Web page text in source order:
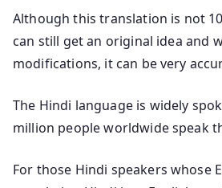
Although this translation is not
can still get an original idea and
modifications, it can be very
The Hindi language is widely
million people worldwide speak
For those Hindi speakers whose